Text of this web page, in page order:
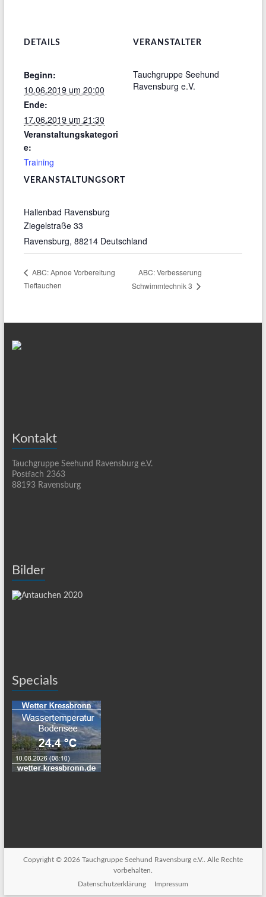
DETAILS
Beginn:
10.06.2019 um 20:00
Ende:
17.06.2019 um 21:30
Veranstaltungskategori
e:
Training
VERANSTALTUNGSORT
Hallenbad Ravensburg
Ziegelstraße 33
Ravensburg, 88214 Deutschland
VERANSTALTER
Tauchgruppe Seehund
Ravensburg e.V.
ABC: Apnoe Vorbereitung
Tieftauchen
ABC: Verbesserung
Schwimmtechnik 3
Kontakt
Tauchgruppe Seehund Ravensburg e.V.
Postfach 2363
88193 Ravensburg
Bilder
Specials
Copyright © 2026 Tauchgruppe Seehund Ravensburg e.V.
. Alle Rechte
vorbehalten.
Datenschutzerklärung
Impressum